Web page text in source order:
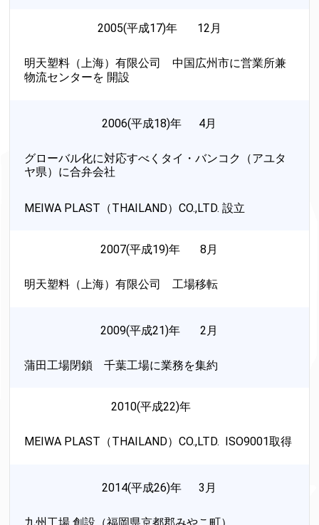
2005(平成17)年 12月
明天塑料（上海）有限公司 中国広州市に営業所兼
物流センターを 開設
2006(平成18)年 4月
グローバル化に対応すべくタイ・バンコク（アユタ
ヤ県）に合弁会社
MEIWA PLAST（THAILAND）CO.,LTD. 設立
2007(平成19)年 8月
明天塑料（上海）有限公司 工場移転
2009(平成21)年 2月
蒲田工場閉鎖 千葉工場に業務を集約
2010(平成22)年
MEIWA PLAST（THAILAND）CO.,LTD. ISO9001取得
2014(平成26)年 3月